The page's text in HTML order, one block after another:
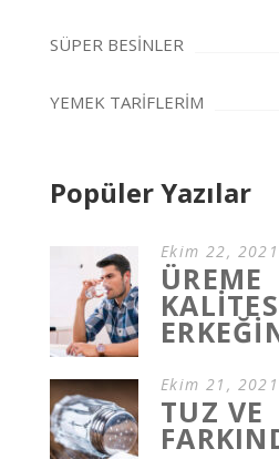
SÜPER BESİNLER
YEMEK TARİFLERİM
Popüler Yazılar
Ekim 22, 2021
ÜREME
Ekim 21, 2021
TUZ VE